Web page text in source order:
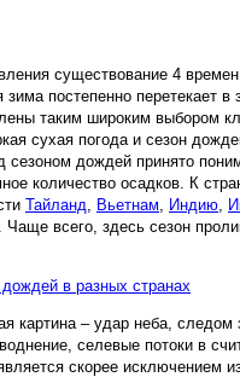
существование 4
постепенно перетекает
таким широким выбором
сухая погода и сезон
сезоном дождей принято
количество осадков. К
Тайланд, Вьетнам, Индию,
. Чаще всего, здесь сезон
картина – удар неба,
селевые потоки в
скорее исключением